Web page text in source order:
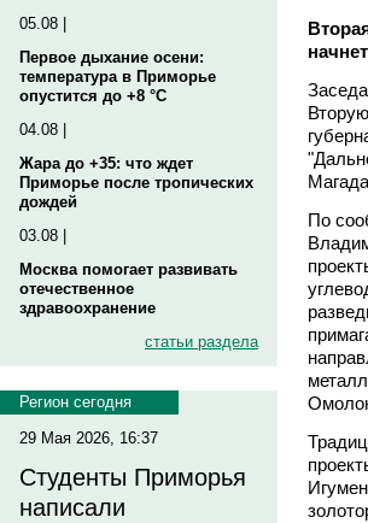
05.08 |
Первое дыхание осени:
температура в Приморье
опустится до +8 °C
04.08 |
Жара до +35: что ждет
Приморье после тропических
дождей
03.08 |
Москва помогает развивать
отечественное
здравоохранение
статьи раздела
Регион сегодня
29 Мая 2026, 16:37
Студенты Приморья
написали
По